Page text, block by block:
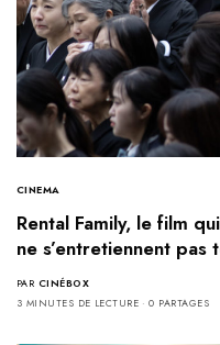
CINEMA
Rental Family, le film
ne s’entretiennent pas
PAR CINÉBOX
3 MINUTES DE LECTURE
0 PARTAGES